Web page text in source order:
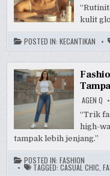
kulit
POSTED IN:KECANTIKAN
AGEN Q
“Trik
high-
tampak lebih jenjang.”
POSTED IN:FASHION
TAGGED:CASUAL CHIC ,